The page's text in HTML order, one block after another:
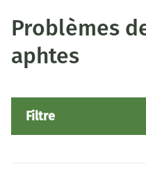
Problèmes
aphtes
Filtre